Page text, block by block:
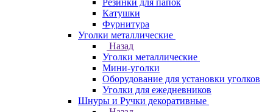
Резинки для папок
Катушки
Фурнитура
Уголки металлические
Назад
Уголки металлические
Мини-уголки
Оборудование для установки уголков
Уголки для ежедневников
Шнуры и Ручки декоративные